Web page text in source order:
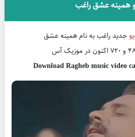
همینه عشق راغب
جدید راغب به نام همینه عشق
Download Ragheb music video